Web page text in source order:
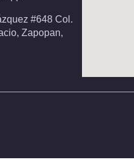
#648 Col.
Zapopan,